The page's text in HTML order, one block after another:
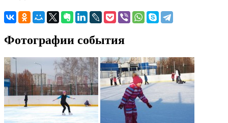
Фотографии события